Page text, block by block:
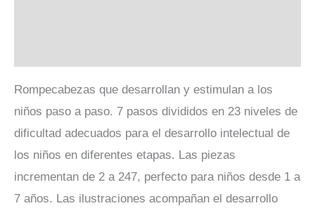
Rompecabezas que desarrollan y estimulan a los
niños paso a paso. 7 pasos divididos en 23 niveles de
dificultad adecuados para el desarrollo intelectual de
los niños en diferentes etapas. Las piezas
incrementan de 2 a 247, perfecto para niños desde 1 a
7 años. Las ilustraciones acompañan el desarrollo